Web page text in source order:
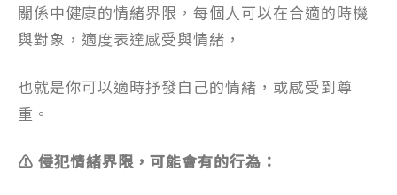
關係中健康的情緒界限，每個人可以在合適的時機
與對象，適度表達感受與情緒，
也就是你可以適時抒發自己的情緒，或感受到尊
重。
⚠️ 侵犯情緒界限，可能會有的行為：